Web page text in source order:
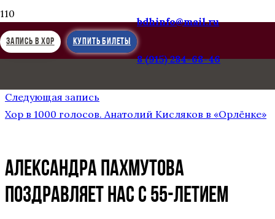
ЗАПИСЬ В ХОР КУПИТЬ БИЛЕТЫ
bdhinfo@mail.ru
8 (915) 284-68-46
Предыдущая запись
Следующая запись
Хор в 1000 голосов. Анатолий Кисляков в «Орлёнке»
АЛЕКСАНДРА ПАХМУТОВА
ПОЗДРАВЛЯЕТ НАС С 55-ЛЕТИЕМ